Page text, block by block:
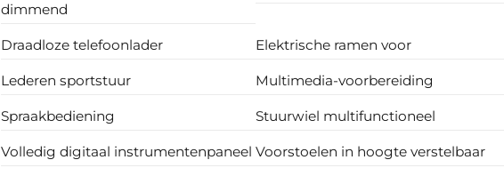
dimmend
Draadloze telefoonlader Elektrische ramen voor
Lederen sportstuur Multimedia-voorbereiding
Spraakbediening Stuurwiel multifunctioneel
Volledig digitaal instrumentenpaneel Voorstoelen in hoogte verstelbaar